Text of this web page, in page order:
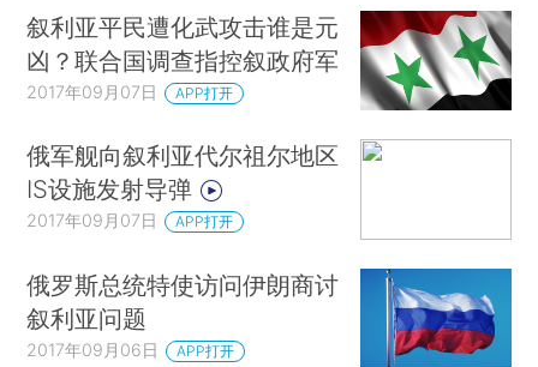
叙利亚平民遭化武攻击谁是元
凶？联合国调查指控叙政府军
2017年09月07日 APP打开
俄军舰向叙利亚代尔祖尔地区
IS设施发射导弹
2017年09月07日 APP打开
俄罗斯总统特使访问伊朗商讨
叙利亚问题
2017年09月06日 APP打开